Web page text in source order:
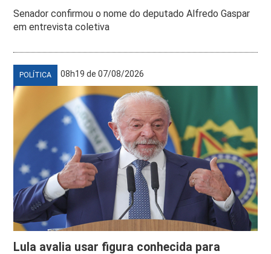
Senador confirmou o nome do deputado Alfredo Gaspar
em entrevista coletiva
POLÍTICA 08h19 de 07/08/2026
Lula avalia usar figura conhecida para